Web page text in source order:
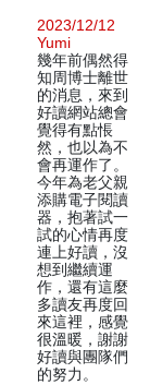
2023/12/12
Yumi
幾年前偶然得
知周博士離世
的消息，來到
好讀網站總會
覺得有點悵
然，也以為不
會再運作了。
今年為老父親
添購電子閱讀
器，抱著試一
試的心情再度
連上好讀，沒
想到繼續運
作，還有這麼
多讀友再度回
來這裡，感覺
很溫暖，謝謝
好讀與團隊們
的努力。